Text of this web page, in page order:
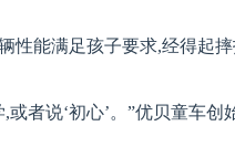
性能满足孩子要求,经得起
者说‘初心’。”优贝童车